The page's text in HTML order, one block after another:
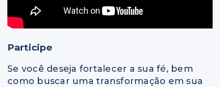
Participe
Se você deseja fortalecer a sua fé, bem
como buscar uma transformação em sua